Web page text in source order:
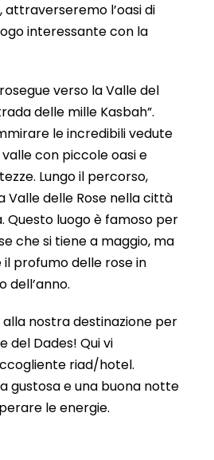
attraverseremo l’oasi di
interessante con la
verso la Valle del
delle mille Kasbah”.
le incredibili vedute
con piccole oasi e
Lungo il percorso,
delle Rose nella città
Questo luogo è famoso per
che si tiene a maggio, ma
profumo delle rose in
dell’anno.
nostra destinazione per
del Dades! Qui vi
riad/hotel.
gustosa e una buona notte
le energie.